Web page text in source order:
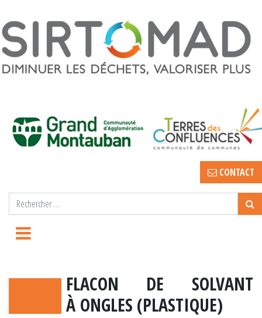
CONTACT
FLACON DE SOLVANT
À ONGLES (PLASTIQUE)